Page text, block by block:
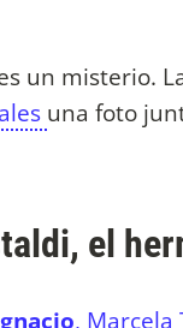
un misterio.
una foto
el
, Marcela